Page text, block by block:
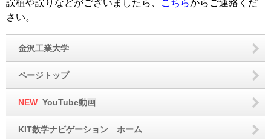
誤植や誤りなどがございましたら、 こちらからご連絡くだ
さい。
金沢工業大学
ページトップ
NEW YouTube動画
KIT数学ナビゲーション ホーム